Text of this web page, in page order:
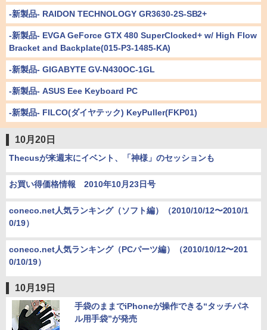
-新製品- RAIDON TECHNOLOGY GR3630-2S-SB2+
-新製品- EVGA GeForce GTX 480 SuperClocked+ w/ High Flow
Bracket and Backplate(015-P3-1485-KA)
-新製品- GIGABYTE GV-N430OC-1GL
-新製品- ASUS Eee Keyboard PC
-新製品- FILCO(ダイヤテック) KeyPuller(FKP01)
10月20日
Thecusが来週末にイベント、「神様」のセッションも
お買い得価格情報 2010年10月23日号
coneco.net人気ランキング（ソフト編）（2010/10/12〜2010/1
0/19）
coneco.net人気ランキング（PCパーツ編）（2010/10/12〜201
0/10/19）
10月19日
手袋のままでiPhoneが操作できる“タッチパネ
ル用手袋”が発売